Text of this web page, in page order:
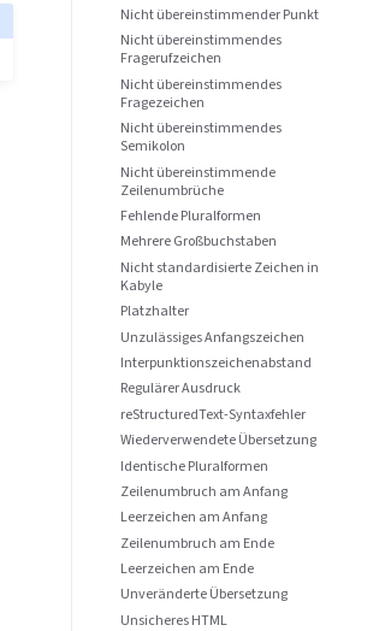
Nicht übereinstimmender Punkt
Nicht übereinstimmendes
Fragerufzeichen
Nicht übereinstimmendes
Fragezeichen
Nicht übereinstimmendes
Semikolon
Nicht übereinstimmende
Zeilenumbrüche
Fehlende Pluralformen
Mehrere Großbuchstaben
Nicht standardisierte Zeichen in
Kabyle
Platzhalter
Unzulässiges Anfangszeichen
Interpunktionszeichenabstand
Regulärer Ausdruck
reStructuredText-Syntaxfehler
Wiederverwendete Übersetzung
Identische Pluralformen
Zeilenumbruch am Anfang
Leerzeichen am Anfang
Zeilenumbruch am Ende
Leerzeichen am Ende
Unveränderte Übersetzung
Unsicheres HTML